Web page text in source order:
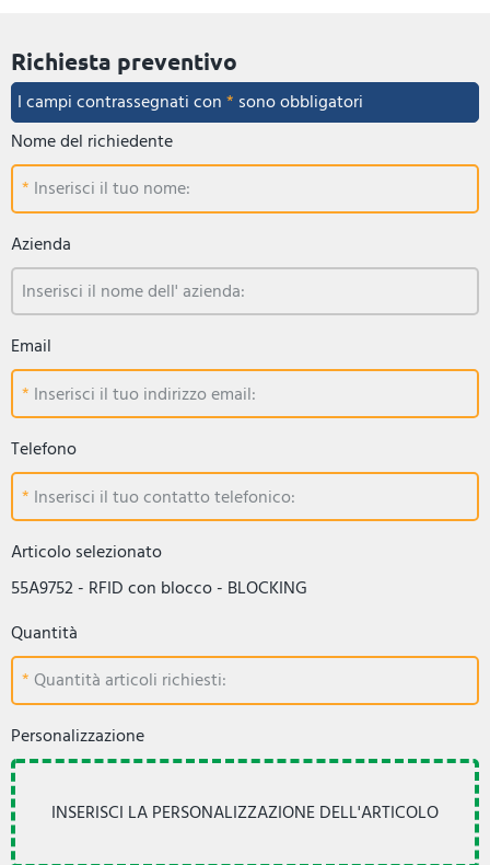
Richiesta preventivo
I campi contrassegnati con* sono obbligatori
Nome del richiedente
Inserisci il tuo nome:
Azienda
Inserisci il nome dell' azienda:
Email
Inserisci il tuo indirizzo email:
Telefono
Inserisci il tuo contatto telefonico:
Articolo selezionato
55A9752 - RFID con blocco - BLOCKING
Quantità
Quantità articoli richiesti:
Personalizzazione